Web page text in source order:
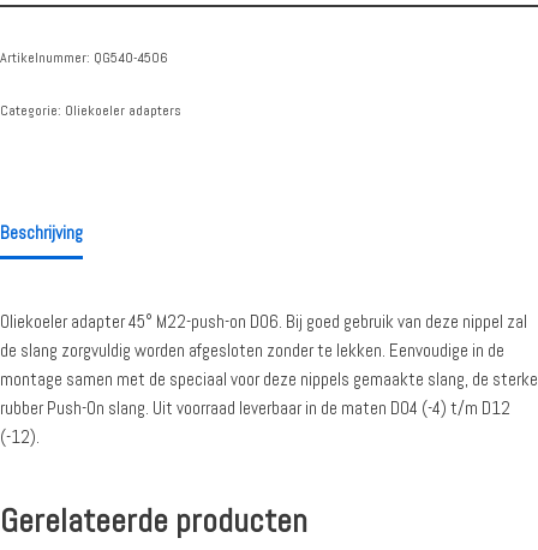
Artikelnummer: QG540-4506
Categorie: Oliekoeler adapters
Beschrijving
Oliekoeler adapter 45° M22-push-on D06. Bij goed gebruik van deze nippel zal
de slang zorgvuldig worden afgesloten zonder te lekken. Eenvoudige in de
montage samen met de speciaal voor deze nippels gemaakte slang, de sterke
rubber Push-On slang. Uit voorraad leverbaar in de maten D04 (-4) t/m D12
(-12).
Gerelateerde producten